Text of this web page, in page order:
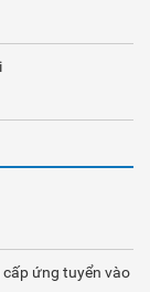
cấp ứng tuyển vào